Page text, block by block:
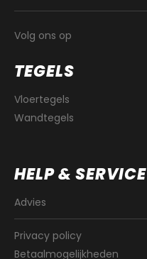
Volg ons op
TEGELS
Vloertegels
Wandtegels
HELP & SERVICE
Advies
Privacy policy
Betaalmogelijkheden